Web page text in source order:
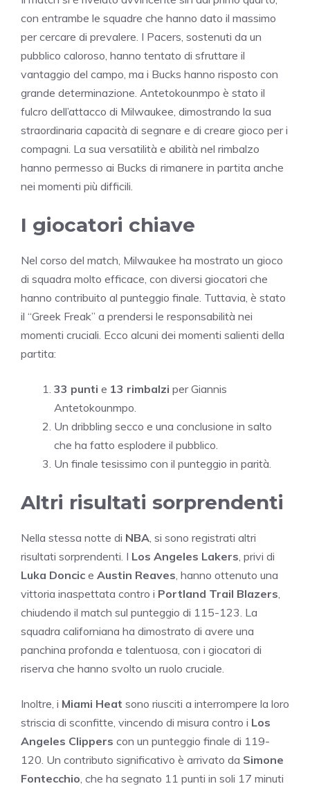
con entrambe le squadre che hanno dato il massimo
per cercare di prevalere. I Pacers, sostenuti da un
pubblico caloroso, hanno tentato di sfruttare il
vantaggio del campo, ma i Bucks hanno risposto con
grande determinazione. Antetokounmpo è stato il
fulcro dell’attacco di Milwaukee, dimostrando la sua
straordinaria capacità di segnare e di creare gioco per i
compagni. La sua versatilità e abilità nel rimbalzo
hanno permesso ai Bucks di rimanere in partita anche
nei momenti più difficili.
I giocatori chiave
Nel corso del match, Milwaukee ha mostrato un gioco
di squadra molto efficace, con diversi giocatori che
hanno contribuito al punteggio finale. Tuttavia, è stato
il “Greek Freak” a prendersi le responsabilità nei
momenti cruciali. Ecco alcuni dei momenti salienti della
partita:
33 punti e 13 rimbalzi per Giannis
Antetokounmpo.
Un dribbling secco e una conclusione in salto
che ha fatto esplodere il pubblico.
Un finale tesissimo con il punteggio in parità.
Altri risultati sorprendenti
Nella stessa notte di NBA , si sono registrati altri
risultati sorprendenti. I Los Angeles Lakers , privi di
Luka Doncic e Austin Reaves , hanno ottenuto una
vittoria inaspettata contro i Portland Trail Blazers
chiudendo il match sul punteggio di 115-123. La
squadra californiana ha dimostrato di avere una
panchina profonda e talentuosa, con i giocatori di
riserva che hanno svolto un ruolo cruciale.
Inoltre, i Miami Heat sono riusciti a interrompere la loro
striscia di sconfitte, vincendo di misura contro i Los
Angeles Clippers con un punteggio finale di 119-
120. Un contributo significativo è arrivato da Simone
Fontecchio , che ha segnato 11 punti in soli 17 minuti